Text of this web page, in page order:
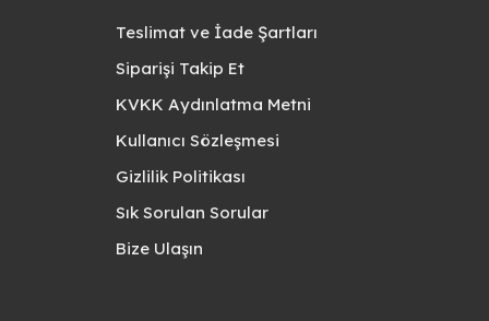
Teslimat ve İade Şartları
Siparişi Takip Et
KVKK Aydınlatma Metni
Kullanıcı Sözleşmesi
Gizlilik Politikası
Sık Sorulan Sorular
Bize Ulaşın